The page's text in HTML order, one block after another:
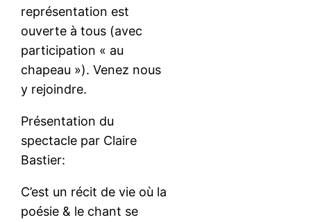
représentation est
ouverte à tous (avec
participation « au
chapeau »). Venez nous
y rejoindre.
Présentation du
spectacle par Claire
Bastier:
C’est un récit de vie où la
poésie & le chant se